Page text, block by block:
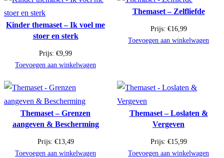
Kinder themaset – Ik voel me
stoer en sterk
Prijs: €9,99
Toevoegen aan winkelwagen
Themaset – Zelfliefde
Prijs: €16,99
Toevoegen aan winkelwagen
Themaset – Grenzen
aangeven & Bescherming
Prijs: €13,49
Toevoegen aan winkelwagen
Themaset – Loslaten &
Vergeven
Prijs: €15,99
Toevoegen aan winkelwagen